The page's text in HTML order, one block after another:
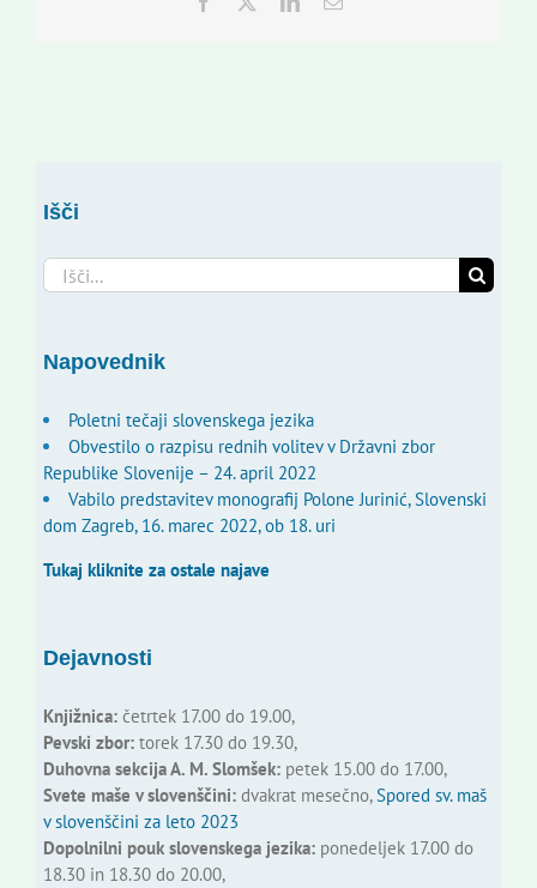
Išči
Search
for:
Napovednik
Poletni tečaji slovenskega jezika
Obvestilo o razpisu rednih volitev v Državni zbor
Republike Slovenije – 24. april 2022
Vabilo predstavitev monografij Polone Jurinić, Slovenski
dom Zagreb, 16. marec 2022, ob 18. uri
Tukaj kliknite za ostale najave
Dejavnosti
Knjižnica:četrtek 17.00 do 19.00,
Pevski zbor:torek 17.30 do 19.30,
Duhovna sekcija A. M. Slomšek:petek 15.00 do 17.00,
Svete maše v slovenščini:dvakrat mesečno,Spored sv. maš
v slovenščini za leto 2023
Dopolnilni pouk slovenskega jezika:ponedeljek 17.00 do
18.30 in 18.30 do 20.00,